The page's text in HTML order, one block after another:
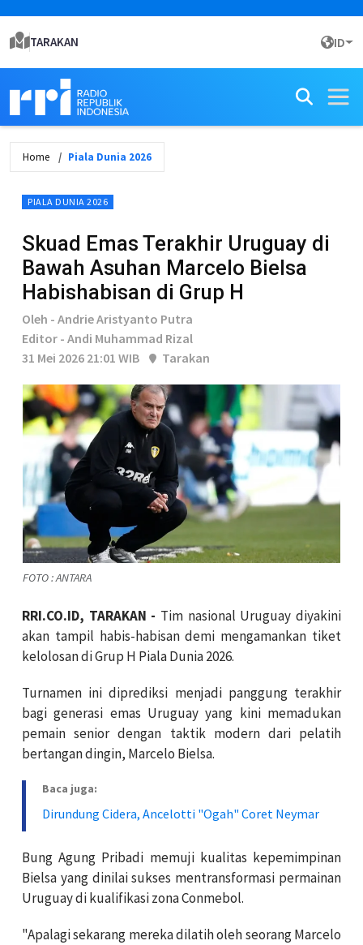
TARAKAN ID
Home Piala Dunia 2026
PIALA DUNIA 2026
Skuad Emas Terakhir Uruguay di
Bawah Asuhan Marcelo Bielsa
Habishabisan di Grup H
Oleh - Andrie Aristyanto Putra
Editor - Andi Muhammad Rizal
31 Mei 2026 21:01 WIB
Tarakan
FOTO : ANTARA
RRI.CO.ID, TARAKAN - Tim nasional Uruguay diyakini
akan tampil habis-habisan demi mengamankan tiket
kelolosan di Grup H Piala Dunia 2026.
Turnamen ini diprediksi menjadi panggung terakhir
bagi generasi emas Uruguay yang kini memadukan
pemain senior dengan taktik modern dari pelatih
bertangan dingin, Marcelo Bielsa.
Baca juga:
Dirundung Cidera, Ancelotti "Ogah" Coret Neymar
Bung Agung Pribadi memuji kualitas kepemimpinan
Bielsa yang dinilai sukses mentransformasi permainan
Uruguay di kualifikasi zona Conmebol.
"Apalagi sekarang mereka dilatih oleh seorang Marcelo